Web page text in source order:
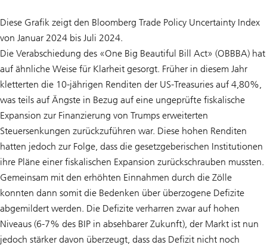
Diese Grafik zeigt den Bloomberg Trade Policy Uncertainty Index
von Januar 2024 bis Juli 2024.
Die Verabschiedung des «One Big Beautiful Bill Act» (OBBBA) hat
auf ähnliche Weise für Klarheit gesorgt. Früher in diesem Jahr
kletterten die 10-jährigen Renditen der US-Treasuries auf 4,80%,
was teils auf Ängste in Bezug auf eine ungeprüfte fiskalische
Expansion zur Finanzierung von Trumps erweiterten
Steuersenkungen zurückzuführen war. Diese hohen Renditen
hatten jedoch zur Folge, dass die gesetzgeberischen Institutionen
ihre Pläne einer fiskalischen Expansion zurückschrauben mussten.
Gemeinsam mit den erhöhten Einnahmen durch die Zölle
konnten dann somit die Bedenken über überzogene Defizite
abgemildert werden. Die Defizite verharren zwar auf hohen
Niveaus (6-7% des BIP in absehbarer Zukunft), der Markt ist nun
jedoch stärker davon überzeugt, dass das Defizit nicht noch